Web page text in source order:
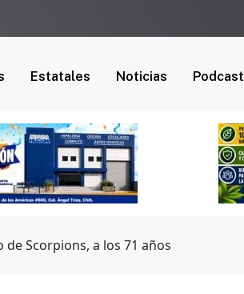
Estatales Noticias Podcast
Scorpions, a los 71 años